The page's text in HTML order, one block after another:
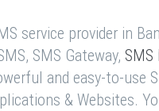
service provider in
SMS Gateway,
and easy-to-use
& Websites.